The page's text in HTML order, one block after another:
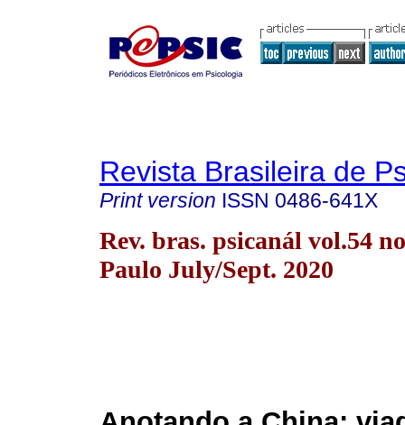
Revista Brasileira de
Print version ISSN 0486-641X
Rev. bras. psicanál vol.54
Paulo July/Sept. 2020